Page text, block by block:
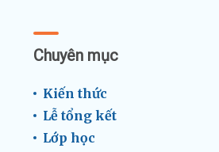
Chuyên mục
Kiến thức
Lễ tổng kết
Lớp học